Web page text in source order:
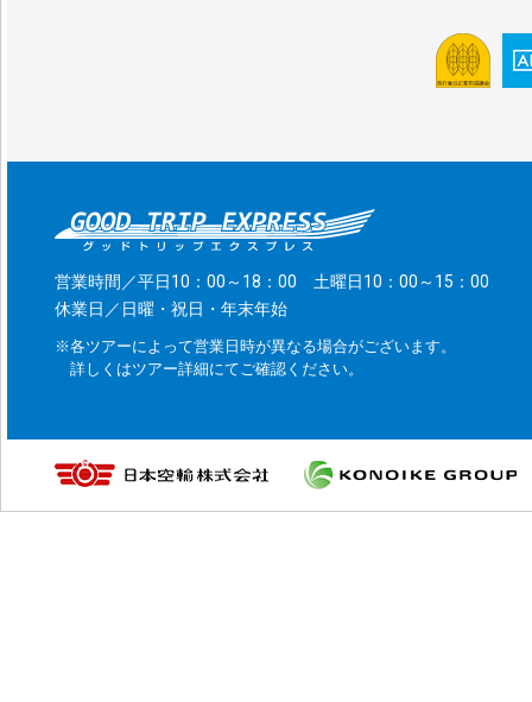
営業時間／平日10：00～18：00 土曜日10：00～15：00
休業日／日曜・祝日・年末年始
※各ツアーによって営業日時が異なる場合がございます。
詳しくはツアー詳細にてご確認ください。